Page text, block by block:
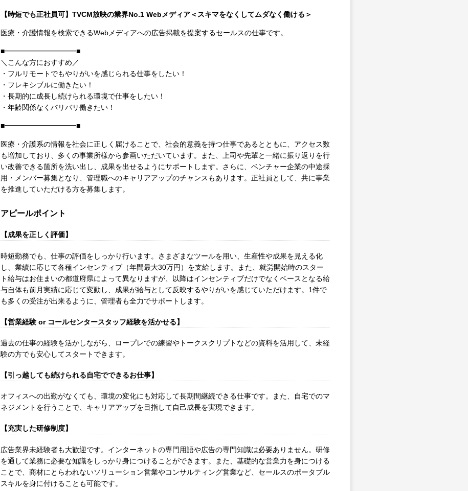
【時短でも正社員可】TVCM放映の業界No.1 Webメディア＜スキマをなくしてムダなく働ける＞
医療・介護情報を検索できるWebメディアへの広告掲載を提案するセールスの仕事です。
■━━━━━━━━━━■
＼こんな方におすすめ／
・フルリモートでもやりがいを感じられる仕事をしたい！
・フレキシブルに働きたい！
・長期的に成長し続けられる環境で仕事をしたい！
・年齢関係なくバリバリ働きたい！
■━━━━━━━━━━■
医療・介護系の情報を社会に正しく届けることで、社会的意義を持つ仕事であるとともに、アクセス数
も増加しており、多くの事業所様から参画いただいています。また、上司や先輩と一緒に振り返りを行
い改善できる箇所を洗い出し、成果を出せるようにサポートします。さらに、ベンチャー企業の中途採
用・メンバー募集となり、管理職へのキャリアアップのチャンスもあります。正社員として、共に事業
を推進していただける方を募集します。
アピールポイント
【成果を正しく評価】
時短勤務でも、仕事の評価をしっかり行います。さまざまなツールを用い、生産性や成果を見える化
し、業績に応じて各種インセンティブ（年間最大30万円）を支給します。また、就労開始時のスター
ト給与はお住まいの都道府県によって異なりますが、以降はインセンティブだけでなくベースとなる給
与自体も前月実績に応じて変動し、成果が給与として反映するやりがいを感じていただけます。1件で
も多くの受注が出来るように、管理者も全力でサポートします。
【営業経験 or コールセンタースタッフ経験を活かせる】
過去の仕事の経験を活かしながら、ロープレでの練習やトークスクリプトなどの資料を活用して、未経
験の方でも安心してスタートできます。
【引っ越しても続けられる自宅でできるお仕事】
オフィスへの出勤がなくても、環境の変化にも対応して長期間継続できる仕事です。また、自宅でのマ
ネジメントを行うことで、キャリアアップを目指して自己成長を実現できます。
【充実した研修制度】
広告業界未経験者も大歓迎です。インターネットの専門用語や広告の専門知識は必要ありません。研修
を通して業務に必要な知識をしっかり身につけることができます。また、基礎的な営業力を身につける
ことで、商材にとらわれないソリューション営業やコンサルティング営業など、セールスのポータブル
スキルを身に付けることも可能です。